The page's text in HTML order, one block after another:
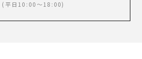
(平日10:00～18:00)